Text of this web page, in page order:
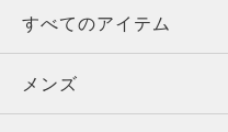
すべてのアイテム
メンズ
メンズ